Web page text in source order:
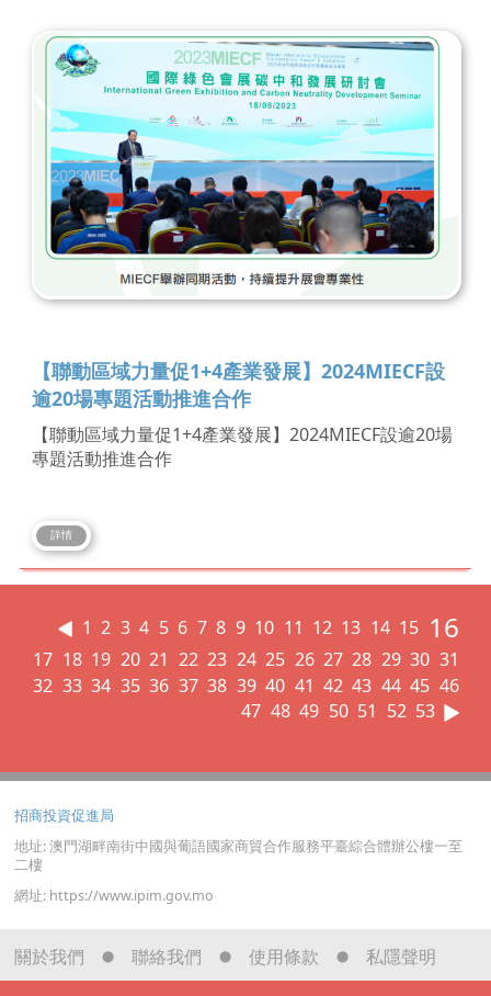
【聯動區域力量促1+4產業發展】2024MIECF設
逾20場專題活動推進合作
【聯動區域力量促1+4產業發展】2024MIECF設逾20場
專題活動推進合作
詳情
1 2 3 4 5 6 7 8 9 10 11 12 13 14 15 16
17 18 19 20 21 22 23 24 25 26 27 28 29 30 31
32 33 34 35 36 37 38 39 40 41 42 43 44 45 46
47 48 49 50 51 52 53
招商投資促進局
地址: 澳門湖畔南街中國與葡語國家商貿合作服務平臺綜合體辦公樓一至
二樓
網址: https://www.ipim.gov.mo
關於我們 ⬤ 聯絡我們 ⬤ 使用條款 ⬤ 私隱聲明